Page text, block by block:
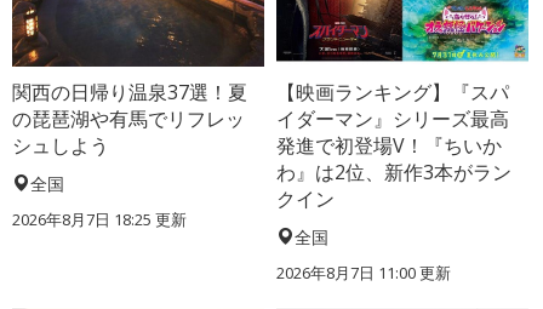
関西の日帰り温泉37選！夏
の琵琶湖や有馬でリフレッ
シュしよう
全国
2026年8月7日 18:25 更新
【映画ランキング】『スパ
イダーマン』シリーズ最高
発進で初登場V！『ちいか
わ』は2位、新作3本がラン
クイン
全国
2026年8月7日 11:00更新